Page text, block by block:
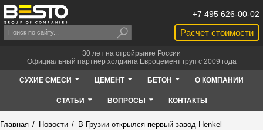
Расчет стоимости
+7 495 626-00-02
30 лет на стройрынке России
Официальный партнер холдинга Евроцемент груп с 2009 года
СУХИЕ СМЕСИ ЦЕМЕНТ БЕТОН О КОМПАНИИ
СТАТЬИ ВОПРОСЫ КОНТАКТЫ
Главная / Новости / В Грузии открылся первый завод Henkel